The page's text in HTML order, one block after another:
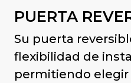
PUERTA
Su puerta
flexibilidad de
permitiendo elegir